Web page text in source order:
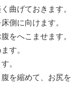
曲げておきます。
側に向けます。
をへこませます。
す。
。
を縮めて、お尻を